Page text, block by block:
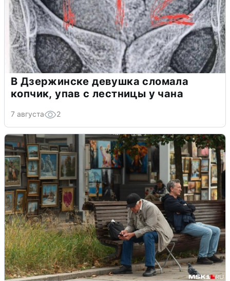
В Дзержинске девушка сломала
копчик, упав с лестницы у чана
7 августа 2